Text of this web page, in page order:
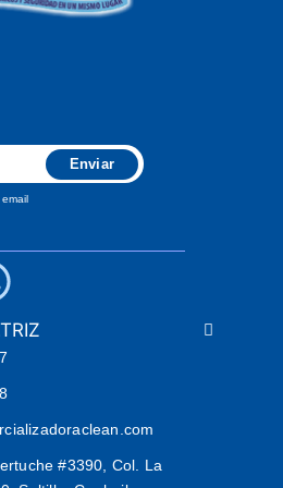
Enviar
#3390, Col. La